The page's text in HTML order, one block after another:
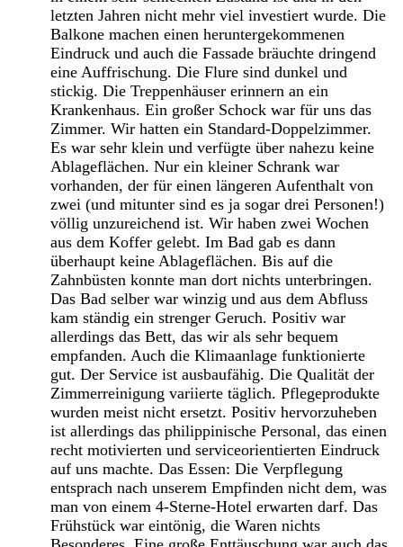
letzten Jahren nicht mehr viel investiert wurde. Die
Balkone machen einen heruntergekommenen
Eindruck und auch die Fassade bräuchte dringend
eine Auffrischung. Die Flure sind dunkel und
stickig. Die Treppenhäuser erinnern an ein
Krankenhaus. Ein großer Schock war für uns das
Zimmer. Wir hatten ein Standard-Doppelzimmer.
Es war sehr klein und verfügte über nahezu keine
Ablageflächen. Nur ein kleiner Schrank war
vorhanden, der für einen längeren Aufenthalt von
zwei (und mitunter sind es ja sogar drei Personen!)
völlig unzureichend ist. Wir haben zwei Wochen
aus dem Koffer gelebt. Im Bad gab es dann
überhaupt keine Ablageflächen. Bis auf die
Zahnbüsten konnte man dort nichts unterbringen.
Das Bad selber war winzig und aus dem Abfluss
kam ständig ein strenger Geruch. Positiv war
allerdings das Bett, das wir als sehr bequem
empfanden. Auch die Klimaanlage funktionierte
gut. Der Service ist ausbaufähig. Die Qualität der
Zimmerreinigung variierte täglich. Pflegeprodukte
wurden meist nicht ersetzt. Positiv hervorzuheben
ist allerdings das philippinische Personal, das einen
recht motivierten und serviceorientierten Eindruck
auf uns machte. Das Essen: Die Verpflegung
entsprach nach unserem Empfinden nicht dem, was
man von einem 4-Sterne-Hotel erwarten darf. Das
Frühstück war eintönig, die Waren nichts